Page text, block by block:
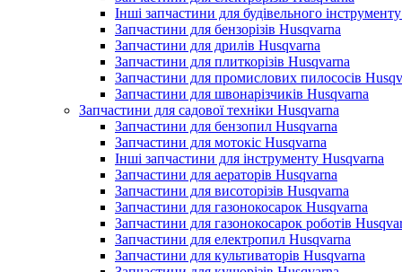
Інші запчастини для будівельного
Запчастини для бензорізів Husqvarna
Запчастини для дрилів Husqvarna
Запчастини для плиткорізів Husqvarna
Запчастини для промислових пилососів
Запчастини для швонарізчиків Husqvarna
Запчастини для садової техніки Husqvarna
Запчастини для бензопил Husqvarna
Запчастини для мотокіс Husqvarna
Інші запчастини для інструменту Husqvarna
Запчастини для аераторів Husqvarna
Запчастини для висоторізів Husqvarna
Запчастини для газонокосарок Husqvarna
Запчастини для газонокосарок роботів
Запчастини для електропил Husqvarna
Запчастини для культиваторів Husqvarna